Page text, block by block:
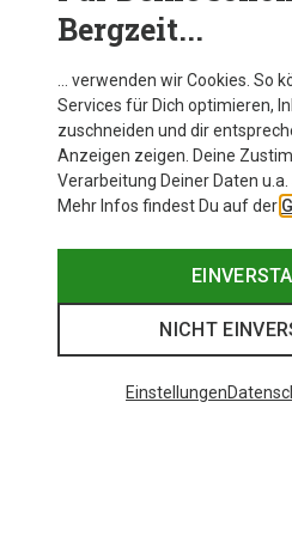
Bergzeit...
… verwenden wir Cookies. So
Services für Dich optimieren,
zuschneiden und dir
Anzeigen zeigen. Deine
Verarbeitung Deiner Daten u.a.
Mehr Infos findest Du auf der
NICHT
Einstellungen